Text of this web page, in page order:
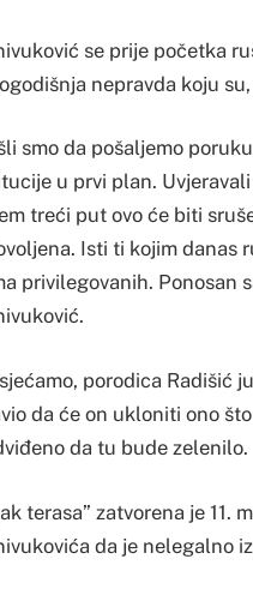
se prije početka
nepravda koju
smo da pošaljemo
u prvi plan.
treći put ovo će biti
Isti ti kojim danas
privilegovanih. Ponosan
porodica Radišić
da će on ukloniti ono
da tu bude zelenilo.
terasa” zatvorena je
da je nelegalno